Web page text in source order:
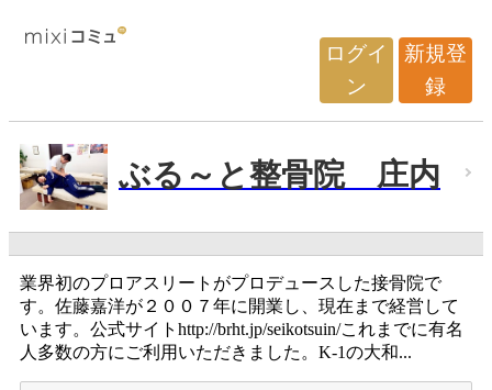
ログイ
ン
新規登
録
ぶる～と整骨院 庄内
業界初のプロアスリートがプロデュースした接骨院で
す。佐藤嘉洋が２００７年に開業し、現在まで経営して
います。公式サイトhttp://brht.jp/seikotsuin/これまでに有名
人多数の方にご利用いただきました。K-1の大和...